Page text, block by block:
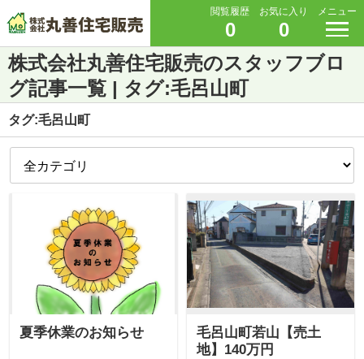
閲覧履歴
0
お気に入り
0
メニュー
株式会社丸善住宅販売のスタッフブロ
グ記事一覧 | タグ:毛呂山町
タグ:毛呂山町
夏季休業のお知らせ
毛呂山町若山【売土
地】140万円